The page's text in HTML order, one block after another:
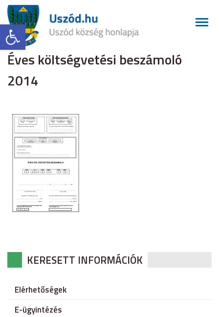
Eszköztár megnyitása
Éves költségvetési beszámoló
2014
KERESETT INFORMÁCIÓK
Elérhetőségek
E-ügyintézés